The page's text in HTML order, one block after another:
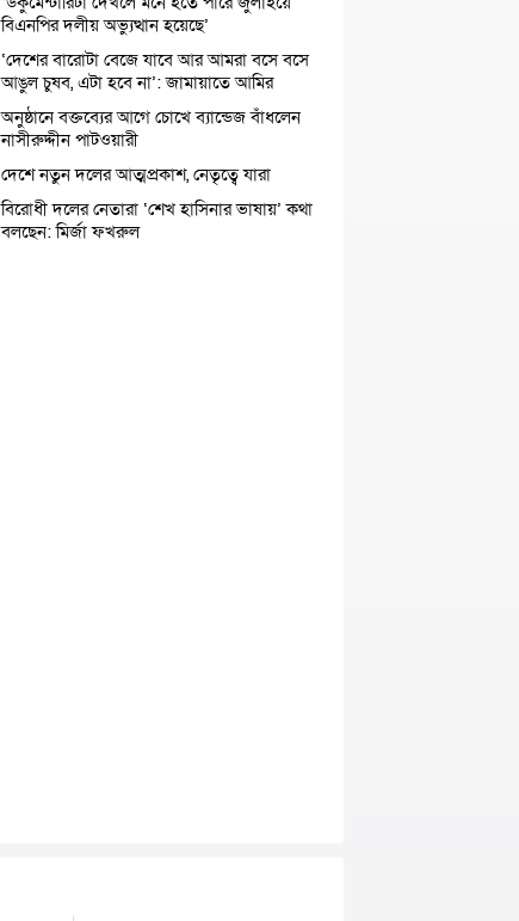
বিএনপির দলীয় অভ্যুত্থান হয়েছে’
‘দেশের বারোটা বেজে যাবে আর আমরা বসে বসে
আঙুল চুষব, এটা হবে না’: জামায়াতে আমির
অনুষ্ঠানে বক্তব্যের আগে চোখে ব্যান্ডেজ বাঁধলেন
নাসীরুদ্দীন পাটওয়ারী
দেশে নতুন দলের আত্মপ্রকাশ, নেতৃত্বে যারা
বিরোধী দলের নেতারা ‘শেখ হাসিনার ভাষায়’ কথা
বলছেন: মির্জা ফখরুল